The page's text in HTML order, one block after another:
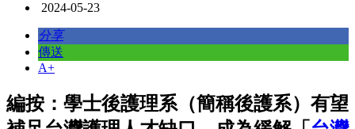
2024-05-23
分享
傳送
A+
編按：學士後護理系（簡稱後護系）有望